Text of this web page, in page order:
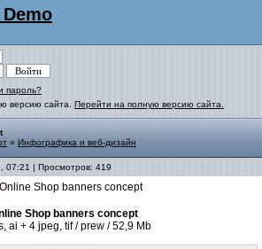
пароль?
версию сайта. Перейти на полную версию сайта.
» Инфографика и веб-дизайн
07:21 | Просмотров: 419
Shop banners concept
ai + 4 jpeg, tif / prew / 52,9 Mb